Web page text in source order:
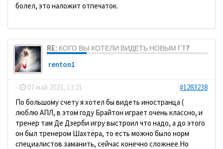
болел, это наложит отпечаток.
RE: КОГО ВЫ ХОТЕЛИ ВИДЕТЬ НОВЫМ ГТ?
renton1
- 07 май 2023, 13:21
#1283238
По большому счету я хотел бы видеть иностранца (
люблю АПЛ, в этом году Брайтон играет очень классно, и
тренер там Де Дзерби игру выстроил что надо, а до этого
он был тренером Шахтёра, то есть можно было норм
специалистов заманить, сейчас конечно сложнее.Но